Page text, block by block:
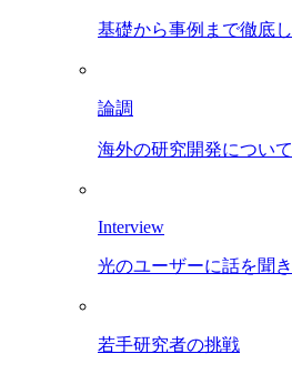
基礎から事例まで徹底
論調
海外の研究開発について
Interview
光のユーザーに話を聞
若手研究者の挑戦